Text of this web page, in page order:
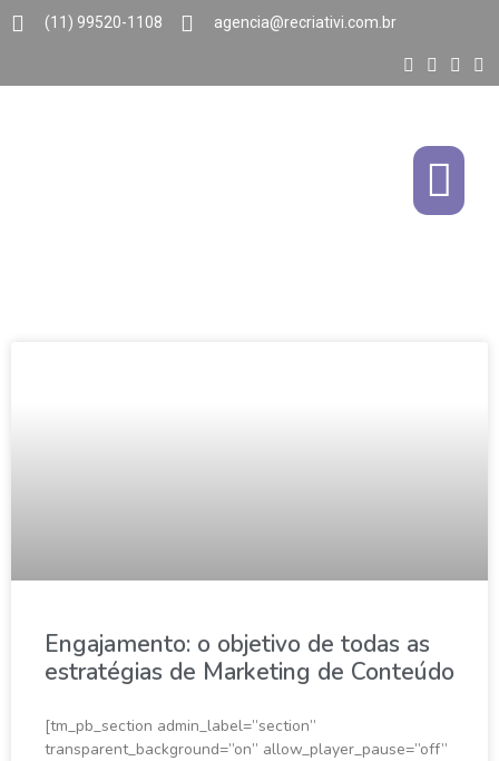
(11) 99520-1108 agencia@recriativi.com.br
Engajamento: o objetivo de todas as
estratégias de Marketing de Conteúdo
[tm_pb_section admin_label=”section”
transparent_background=”on” allow_player_pause=”off”